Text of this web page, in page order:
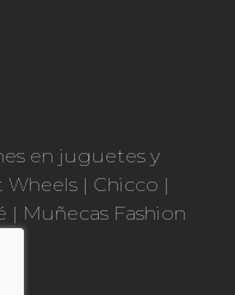
en juguetes y
Wheels | Chicco |
| Muñecas Fashion